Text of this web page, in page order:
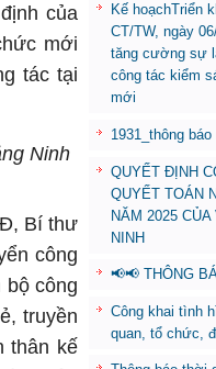
của
mới
tác tại
Ninh
Bí thư
công
công
truyền
thân kế
Kế hoạchTriển
CT/TW, ngày
tăng cường sự
công tác kiểm
mới
1931_thông
QUYẾT ĐỊNH
QUYẾT TOÁN
NĂM 2025
NINH
📢📢 THÔNG
Công khai tình
quan, tổ chức,